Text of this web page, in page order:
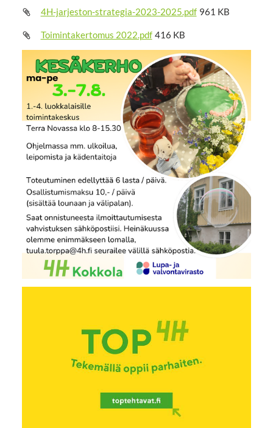
4H-jarjeston-strategia-2023-2025.pdf 961 KB
Toimintakertomus 2022.pdf 416 KB